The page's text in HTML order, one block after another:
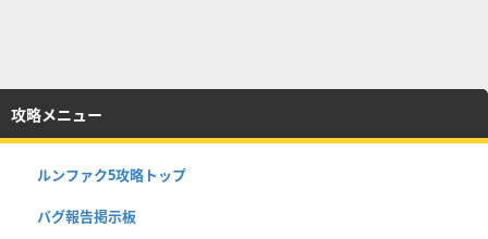
攻略メニュー
ルンファク5攻略トップ
バグ報告掲示板